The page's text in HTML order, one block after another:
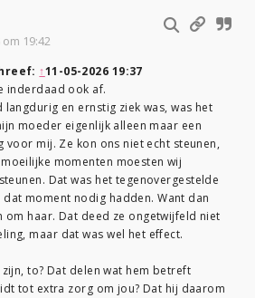
19:42
↑11-05-2026 19:37
inderdaad ook af.
langdurig en ernstig ziek was, was het
moeder eigenlijk alleen maar een
voor mij. Ze kon ons niet echt steunen,
momenten moesten wij
Dat was het tegenovergestelde
dat moment nodig hadden. Want dan
om haar. Dat deed ze ongetwijfeld niet
maar dat was wel het effect.
zijn, to? Dat delen wat hem betreft
tot extra zorg om jou? Dat hij daarom